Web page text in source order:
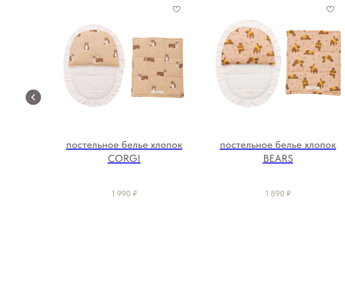
постельное белье хлопок
CORGI
1 990 ₽
постельное белье хлопок
BEARS
1 890 ₽